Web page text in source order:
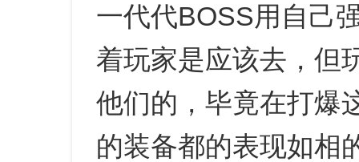
一代代BOSS用自己
着玩家是应该去，但
他们的，毕竟在打爆
的装备都的表现如相